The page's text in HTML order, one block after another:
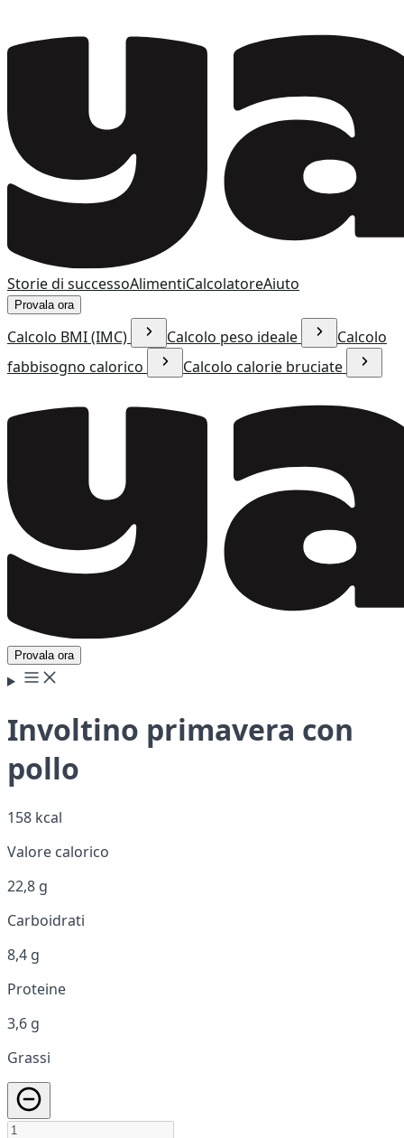
Storie di successoAlimentiCalcolatoreAiuto
Provala ora
Calcolo BMI (IMC) Calcolo peso ideale
Calcolo
fabbisogno calorico
Calcolo calorie bruciate
Provala ora
Involtino primavera con
pollo
158 kcal
Valore calorico
22,8 g
Carboidrati
8,4 g
Proteine
3,6 g
Grassi